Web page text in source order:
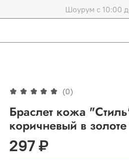
Шоурум с 10:00
(0)
Браслет кожа
коричневый в
297 ₽